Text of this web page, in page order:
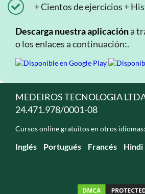
+ Cientos de ejercicios +
Descarga nuestra aplicacióna
o los enlaces a continuación:.
MEDEIROS TECNOLOGIA
24.471.978/0001-08
Cursos online gratuitos en otros idiomas:
Inglés Portugués Francés Hindi